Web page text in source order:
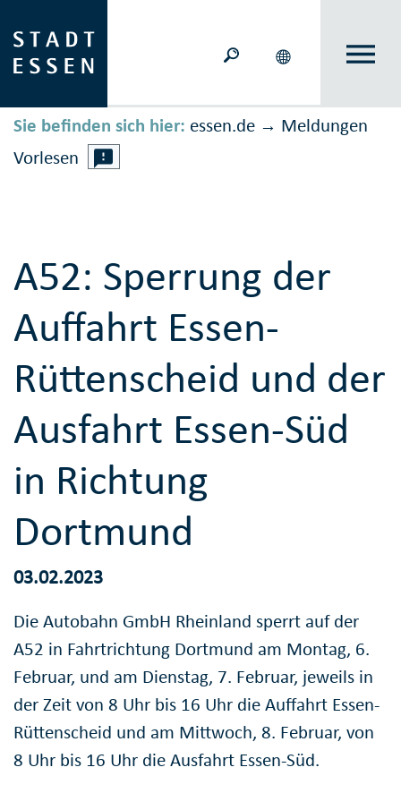
Sie befinden sich hier: essen.de → Meldungen
Vorlesen
A52: Sperrung der
Auffahrt Essen-
Rüttenscheid und der
Ausfahrt Essen-Süd
in Richtung
Dortmund
03.02.2023
Die Autobahn GmbH Rheinland sperrt auf der
A52 in Fahrtrichtung Dortmund am Montag, 6.
Februar, und am Dienstag, 7. Februar, jeweils in
der Zeit von 8 Uhr bis 16 Uhr die Auffahrt Essen-
Rüttenscheid und am Mittwoch, 8. Februar, von
8 Uhr bis 16 Uhr die Ausfahrt Essen-Süd.